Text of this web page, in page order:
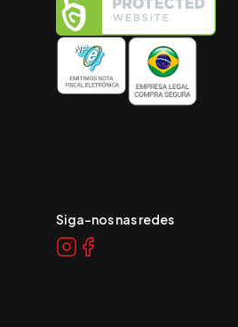
Siga-nos nas redes